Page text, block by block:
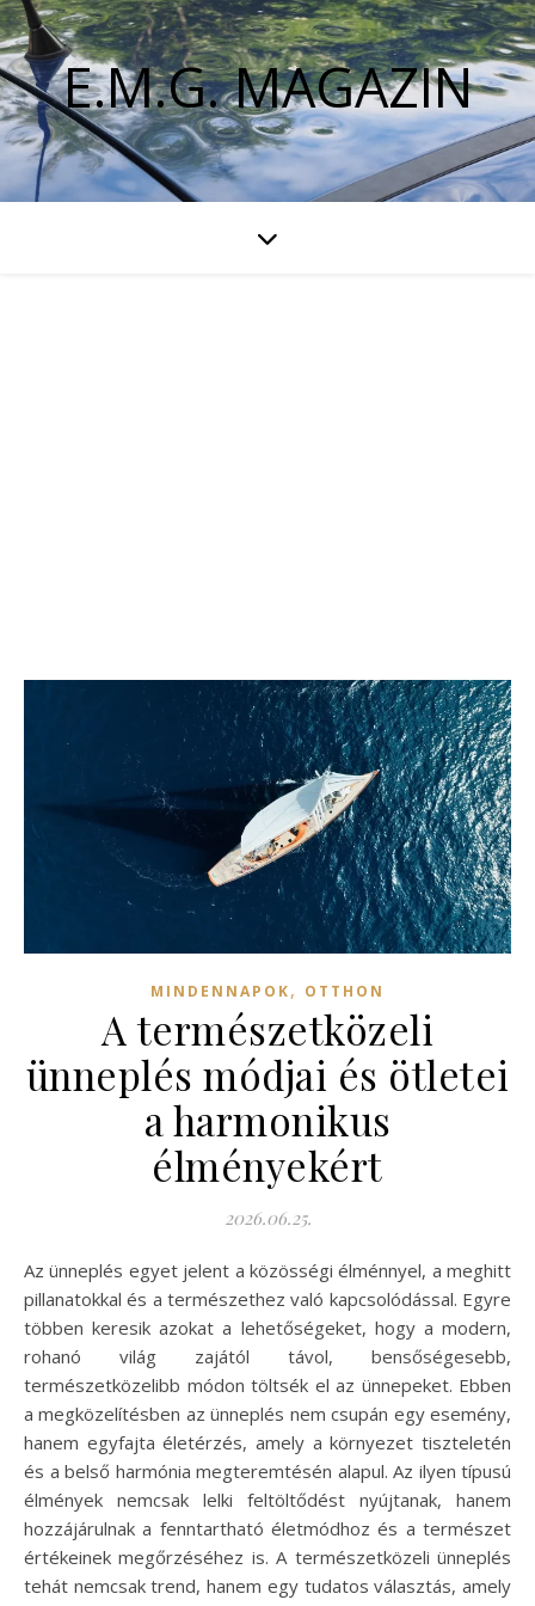
E.M.G. MAGAZIN
MINDENNAPOK, OTTHON
A természetközeli
ünneplés módjai és ötletei
a harmonikus
élményekért
2026.06.25.
Az ünneplés egyet jelent a közösségi élménnyel, a meghitt
pillanatokkal és a természethez való kapcsolódással. Egyre
többen keresik azokat a lehetőségeket, hogy a modern,
rohanó világ zajától távol, bensőségesebb,
természetközelibb módon töltsék el az ünnepeket. Ebben
a megközelítésben az ünneplés nem csupán egy esemény,
hanem egyfajta életérzés, amely a környezet tiszteletén
és a belső harmónia megteremtésén alapul. Az ilyen típusú
élmények nemcsak lelki feltöltődést nyújtanak, hanem
hozzájárulnak a fenntartható életmódhoz és a természet
értékeinek megőrzéséhez is. A természetközeli ünneplés
tehát nemcsak trend, hanem egy tudatos választás, amely